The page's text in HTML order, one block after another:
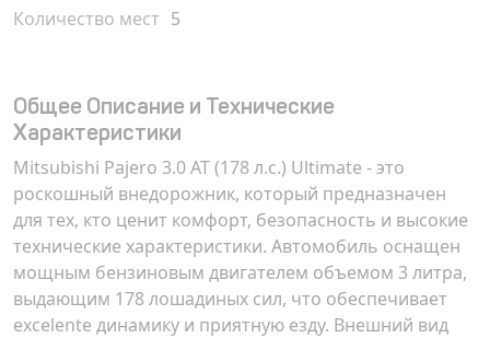
Количество мест 5
Общее Описание и Технические
Характеристики
Mitsubishi Pajero 3.0 AT (178 л.с.) Ultimate - это
роскошный внедорожник, который предназначен
для тех, кто ценит комфорт, безопасность и высокие
технические характеристики. Автомобиль оснащен
мощным бензиновым двигателем объемом 3 литра,
выдающим 178 лошадиных сил, что обеспечивает
excelente динамику и приятную езду. Внешний вид